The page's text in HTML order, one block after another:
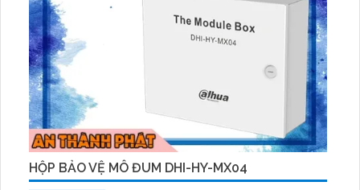
HỘP BẢO VỆ MÔ ĐUM DHI-HY-MX04